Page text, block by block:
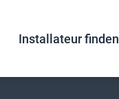
Installateur finden